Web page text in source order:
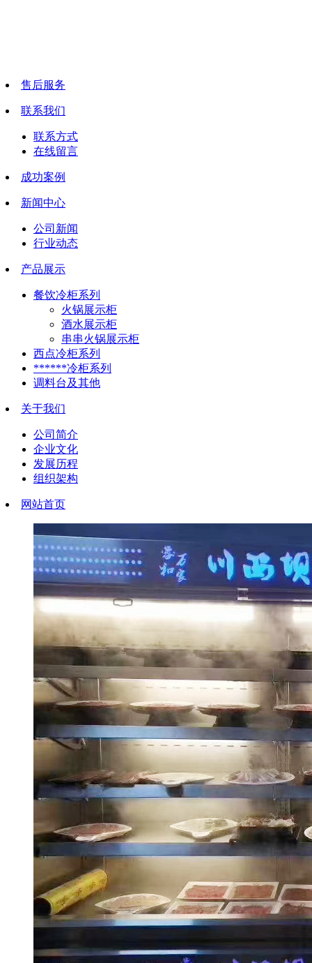
售后服务
联系我们
联系方式
在线留言
成功案例
新闻中心
公司新闻
行业动态
产品展示
餐饮冷柜系列
火锅展示柜
酒水展示柜
串串火锅展示柜
西点冷柜系列
******冷柜系列
调料台及其他
关于我们
公司简介
企业文化
发展历程
组织架构
网站首页